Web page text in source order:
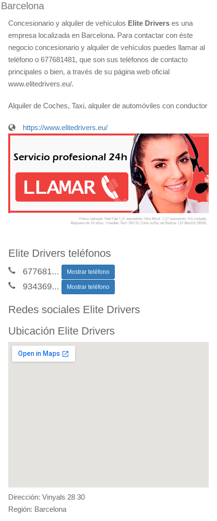
Barcelona
Concesionario y alquiler de vehículos Elite Drivers es una
empresa localizada en Barcelona. Para contactar con éste
negocio concesionario y alquiler de vehículos puedes llamar al
teléfono o 677681481, que son sus teléfonos de contacto
principales o bien, a través de su página web oficial
www.elitedrivers.eu/.
Alquiler de Coches, Taxi, alquiler de automóviles con conductor
https://www.elitedrivers.eu/
Elite Drivers teléfonos
677681... Mostrar teléfono
934369... Mostrar teléfono
Redes sociales Elite Drivers
Ubicación Elite Drivers
Dirección: Vinyals 28 30
Región: Barcelona